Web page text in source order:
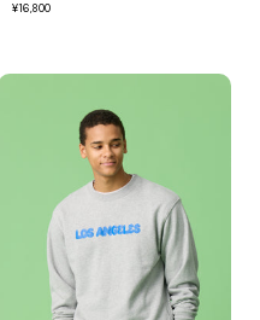
¥16,800